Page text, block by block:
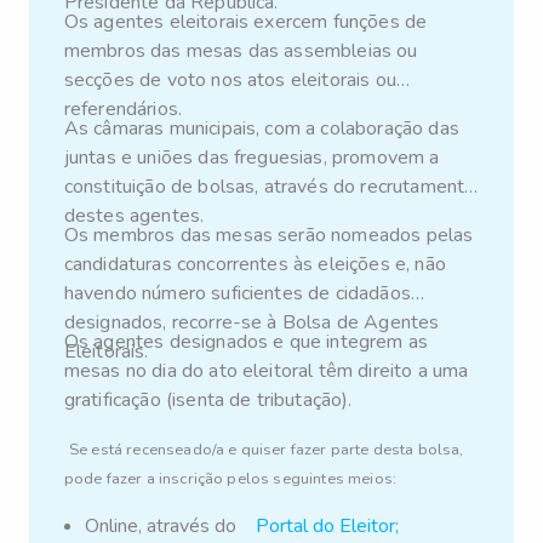
8 de janeiro.
Os agentes eleitorais exercem funções de
membros das mesas das assembleias ou
secções de voto nos atos eleitorais ou
referendários.
As câmaras municipais, com a colaboração das
juntas e uniões das freguesias, promovem a
constituição de bolsas, através do recrutamento
destes agentes.
Os membros das mesas serão nomeados pelas
candidaturas concorrentes às eleições e, não
havendo número suficientes de cidadãos
designados, recorre-se à Bolsa de Agentes
Eleitorais.
Os agentes designados e que integrem as
mesas no dia do ato eleitoral têm direito a uma
gratificação (isenta de tributação).
Se está recenseado/a e quiser fazer parte desta bolsa,
pode fazer a inscrição pelos seguintes meios:
Online, através do Portal do Eleitor;